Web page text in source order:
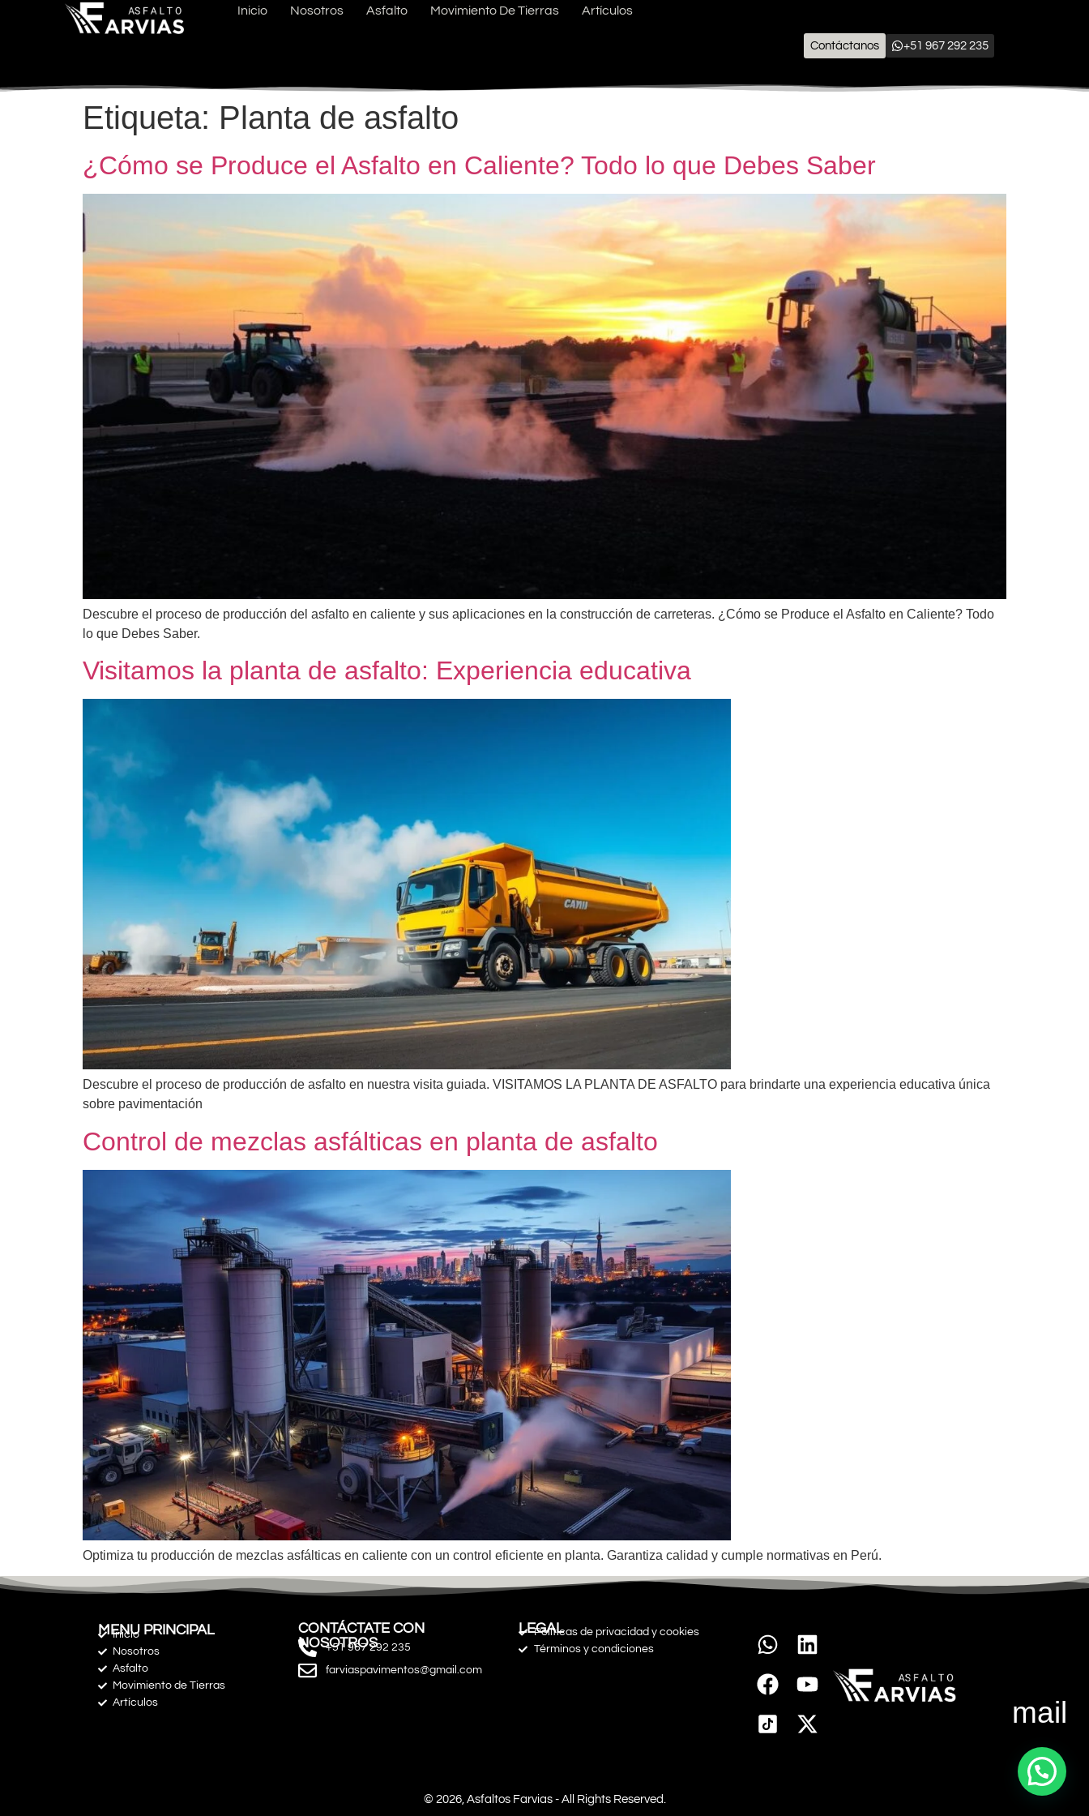
mail
Inicio Nosotros Asfalto Movimiento De Tierras Artículos
Contáctanos +51 967 292 235
Etiqueta: Planta de asfalto
¿Cómo se Produce el Asfalto en Caliente? Todo lo que Debes Saber
Descubre el proceso de producción del asfalto en caliente y sus aplicaciones en la construcción de carreteras. ¿Cómo se Produce el Asfalto en Caliente? Todo
lo que Debes Saber.
Visitamos la planta de asfalto: Experiencia educativa
Descubre el proceso de producción de asfalto en nuestra visita guiada. VISITAMOS LA PLANTA DE ASFALTO para brindarte una experiencia educativa única
sobre pavimentación
Control de mezclas asfálticas en planta de asfalto
Optimiza tu producción de mezclas asfálticas en caliente con un control eficiente en planta. Garantiza calidad y cumple normativas en Perú.
MENU PRINCIPAL
Inicio
Nosotros
Asfalto
Movimiento de Tierras
Artículos
CONTÁCTATE CON
NOSOTROS
+51 967 292 235
farviaspavimentos@gmail.com
Políticas de privacidad y cookies
Términos y condiciones
LEGAL
© 2026, Asfaltos Farvias - All Rights Reserved.